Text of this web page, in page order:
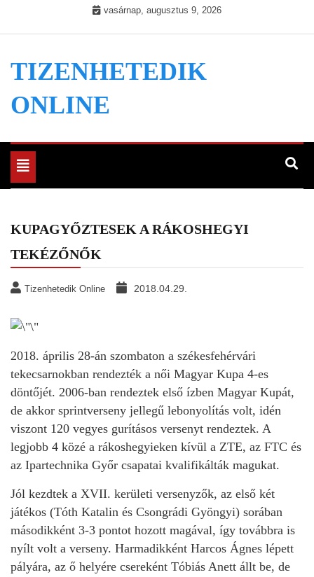
vasárnap, augusztus 9, 2026
TIZENHETEDIK
ONLINE
Toggle
navigation
KUPAGYŐZTESEK A RÁKOSHEGYI
TEKÉZŐNŐK
Tizenhetedik Online 2018.04.29.
2018. április 28-án szombaton a székesfehérvári
tekecsarnokban rendezték a női Magyar Kupa 4-es
döntőjét. 2006-ban rendeztek első ízben Magyar Kupát,
de akkor sprintverseny jellegű lebonyolítás volt, idén
viszont 120 vegyes gurításos versenyt rendeztek. A
legjobb 4 közé a rákoshegyieken kívül a ZTE, az FTC és
az Ipartechnika Győr csapatai kvalifikálták magukat.
Jól kezdtek a XVII. kerületi versenyzők, az első két
játékos (Tóth Katalin és Csongrádi Gyöngyi) sorában
másodikként 3-3 pontot hozott magával, így továbbra is
nyílt volt a verseny. Harmadikként Harcos Ágnes lépett
pályára, az ő helyére csereként Tóbiás Anett állt be, de